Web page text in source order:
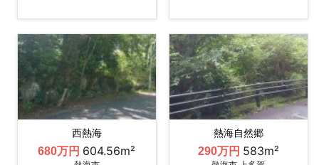
西熱海
680万円 604.56m²
熱海自然郷
290万円 583m²